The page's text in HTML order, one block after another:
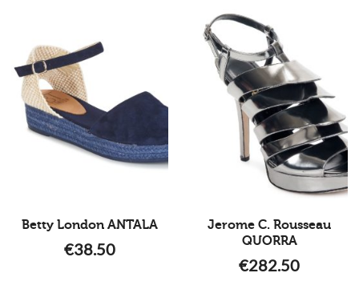
Betty London ANTALA
€38.50
Jerome C. Rousseau
QUORRA
€282.50